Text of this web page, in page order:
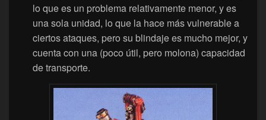
lo que es un problema relativamente menor, y es
una sola unidad, lo que la hace más vulnerable a
ciertos ataques, pero su blindaje es mucho mejor, y
cuenta con una (poco útil, pero molona) capacidad
de transporte.